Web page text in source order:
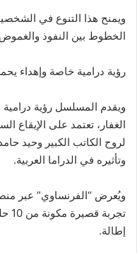
ويمنح هذا التنوع في
الخطوط بين النفوذ والغموض
رؤية درامية خاصة وإهداء
ويقدم المسلسل رؤية
الغفار، تعتمد على الإيقاع
لروح الكاتب الكبير وحيد
وتأثيره في الدراما العربية.
إطالة.